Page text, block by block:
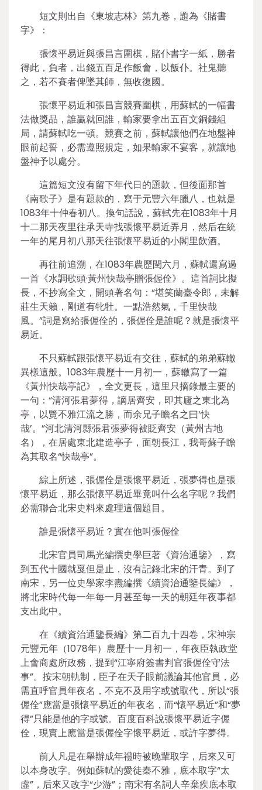
短文則出自《東坡志林》第九卷，題為《賭書
字》：
張懷平易近與張昌言圍棋，賭仆書字一紙，勝者
得此，負者，出錢五百足作飯會，以飯仆。社鬼聽
之，若不賽者俾墜其師，無收復國。
張懷平易近和張昌言競賽圍棋，用蘇軾的一幅書
法做獎品，誰贏就回誰，輸家要拿出五百文銅錢組
局，請蘇軾吃一頓。競賽之前，蘇軾讓他們在地盤神
眼前起誓，必需遵照規定，如果輸家不宴客，就讓地
盤神予以處分。
這篇短文沒有留下年代日的題款，但後面那首
《南歌子》是有題款的，寫于元豐六年臘八，也就是
1083年十仲春初八。換句話說，蘇軾先在1083年十月
十二那天夜里往承天寺找張懷平易近弄月，然后在統
一年的尾月初八那天往張懷平易近的小閣里飲酒。
再往前追溯，在1083年農歷閏六月，蘇軾還寫過
一首《水調歌頭·黃州快哉亭贈張偓佺》。這首詞比擬
長，不抄寫全文，開頭著名句：“堪笑蘭臺令郎，未解
莊生天籟，剛道有牝牡。一點浩然氣，千里快哉
風。”詞是寫給張偓佺的，張偓佺是誰呢？就是張懷平
易近。
不只蘇軾跟張懷平易近有交往，蘇軾的弟弟蘇轍
異樣這般。1083年農歷十一月初一，蘇轍寫了一篇
《黃州快哉亭記》，全文更長，這里只摘錄最主要的
一句：“清河張君夢得，謫居齊安，即其廬之東北為
亭，以覽不雅江流之勝，而余兄子瞻名之曰‘快
哉’。”河北清河縣張君張夢得被貶齊安（黃州古地
名），在居處東北建造亭子，面朝長江，我哥蘇子瞻
為其取名“快哉亭”。
綜上所述，張偓佺是張懷平易近，張夢得也是張
懷平易近，那么張懷平易近畢竟叫什么名字呢？我們
必需聯合北宋史料來處理這個題目。
誰是張懷平易近？實在他叫張偓佺
北宋官員司馬光編撰史學巨著《資治通鑒》，寫
到五代十國就戛但是止，沒有記錄北宋的汗青。到了
南宋，另一位史學家李燾編撰《續資治通鑒長編》，
將北宋時代每一年每一月甚至每一天的朝廷年夜事都
支出此中。
在《續資治通鑒長編》第二百九十四卷，宋神宗
元豐元年（1078年）農歷十一月初一，年夜臣執政堂
上會商處所政務，提到“江寧府簽書判官張偓佺守法
事”。按宋朝軌制，臣子在天子眼前議論其他官員，必
需直呼官員年夜名，不克不及用字或號取代，所以“張
偓佺”應當是張懷平易近的年夜名，而“懷平易近”和“夢
得”只能是他的字或號。百度百科說張懷平易近字偓
佺，現實上應當是張偓佺字懷平易近，或許字夢得。
前人凡是在舉辦成年禮時被晚輩取字，后來又可
以本身改字。例如蘇軾的愛徒秦不雅，底本取字“太
虛”，后來又改字“少游”；南宋有名詞人辛棄疾底本取